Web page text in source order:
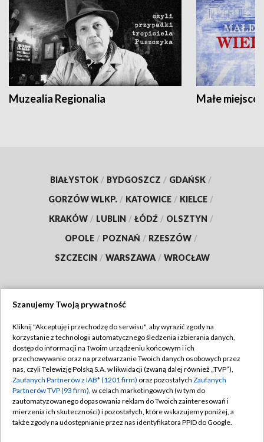
Muzealia Regionalia Małe
BIAŁYSTOK / BYDGOSZCZ / GDAŃSK /
GORZÓW WLKP. / KATOWICE / KIELCE /
KRAKÓW / LUBLIN / ŁÓDŹ / OLSZTYN /
OPOLE / POZNAŃ / RZESZÓW /
SZCZECIN / WARSZAWA / WROCŁAW
TVP
Abonament TVP
Emisja w TVP
Centrum informacji TVP
Naziemna Telewizja Cyfrowa
Regulamin TVP
Polityka prywatności
Moje zgody
Pomoc
Szanujemy Twoją prywatność
Kliknij "Akceptuję i przechodzę do serwisu", aby wyrazić zgody na
korzystanie z technologii automatycznego śledzenia i zbierania danych,
dostęp do informacji na Twoim urządzeniu końcowym i ich
przechowywanie oraz na przetwarzanie Twoich danych osobowych przez
nas, czyli Telewizję Polską S.A. w likwidacji (zwaną dalej również „TVP”),
Zaufanych Partnerów z IAB* (1201 firm) oraz pozostałych Zaufanych
Partnerów TVP (93 firm), w celach marketingowych (w tym do
zautomatyzowanego dopasowania reklam do Twoich zainteresowań i
mierzenia ich skuteczności) i pozostałych, które wskazujemy poniżej, a
także zgody na udostępnianie przez nas identyfikatora PPID do Google.